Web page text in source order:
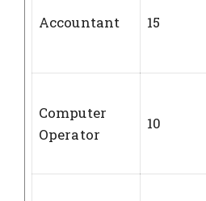
Accountant 15
Computer
Operator
10